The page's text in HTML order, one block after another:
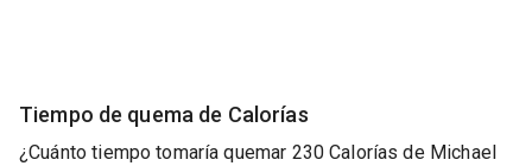
Tiempo de quema de Calorías
¿Cuánto tiempo tomaría quemar 230 Calorías de Michael